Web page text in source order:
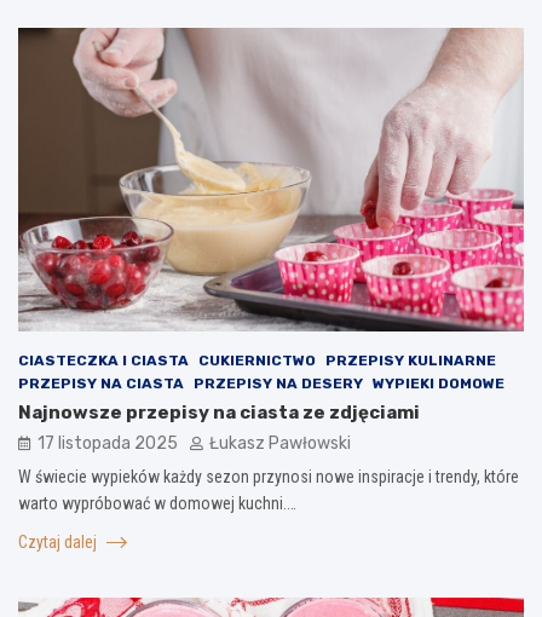
CIASTECZKA I CIASTA CUKIERNICTWO
PRZEPISY KULINARNE
PRZEPISY NA CIASTA
PRZEPISY NA DESERY WYPIEKI DOMOWE
Najnowsze przepisy na ciasta ze zdjęciami
17 listopada 2025 Łukasz Pawłowski
W świecie wypieków każdy sezon przynosi nowe inspiracje i trendy, które
warto wypróbować w domowej kuchni.…
Czytaj dalej